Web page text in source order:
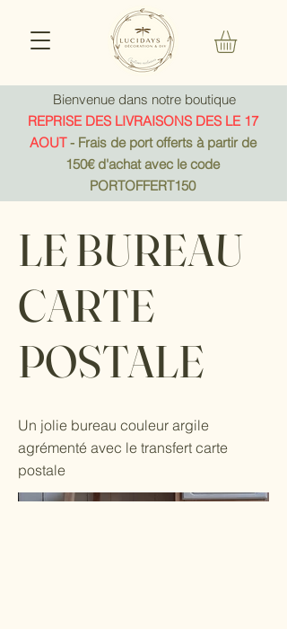
Bienvenue dans notre boutique
REPRISE DES LIVRAISONS DES LE 17
AOUT- Frais de port offerts à partir de
150€ d'achat avec le code
PORTOFFERT150
LE BUREAU
CARTE
POSTALE
Un jolie bureau couleur argile
agrémenté avec le transfert carte
postale